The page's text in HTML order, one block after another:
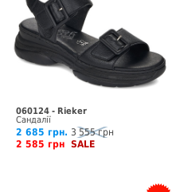
060124 - Rieker
Сандалії
2 685 грн. 3 555 грн
2 585 грн SALE